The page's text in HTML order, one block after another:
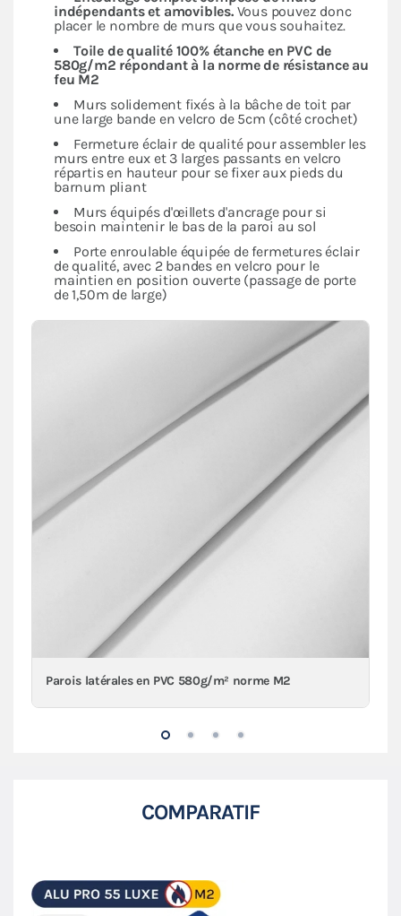
indépendantset amovibles. Vous pouvez donc
placer le nombre de murs que vous souhaitez.
Toile de qualité 100% étanche en PVC de
580g/m2 répondant à la norme de résistance au
feu M2
Murs solidement fixés à la bâche de toit par
une large bande en velcro de 5cm (côté crochet)
Fermeture éclair de qualité pour assembler les
murs entre eux et 3 larges passants en velcro
répartis en hauteur pour se fixer aux pieds du
barnum pliant
Murs équipés d'œillets d'ancrage pour si
besoin maintenir le bas de la paroi au sol
Porte enroulable équipée de fermetures éclair
de qualité, avec 2 bandes en velcro pour le
maintien en position ouverte (passage de porte
de 1,50m de large)
Parois latérales en PVC 580g/m² norme M2
COMPARATIF